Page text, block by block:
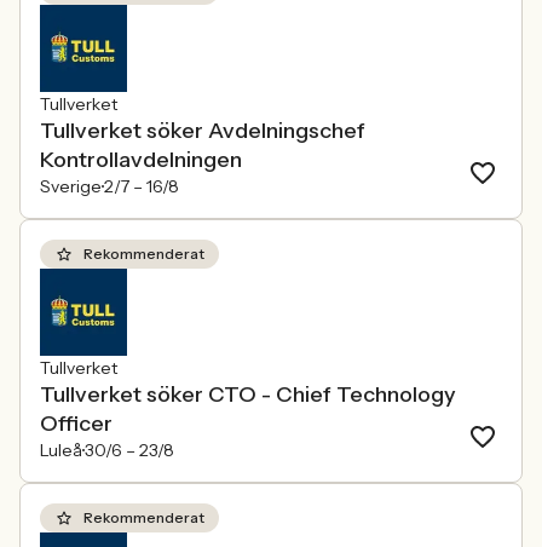
Tullverket
Tullverket söker Avdelningschef
Kontrollavdelningen
Sverige2/7 – 16/8
Rekommenderat
Tullverket
Tullverket söker CTO - Chief Technology
Officer
Luleå30/6 – 23/8
Rekommenderat